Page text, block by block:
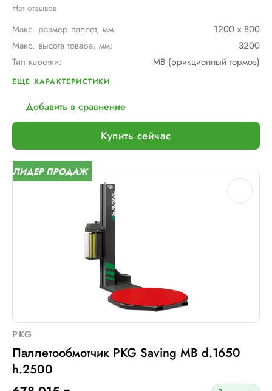
Нет отзывов
Макс. размер паллет, мм:
1200 х 800
Макс. высота товара, мм:
3200
Тип каретки:
MB (фрикционный тормоз)
Скорость обмотки:
Мин. размер паллет, мм:
Тип питания:
220В
Макс. вес рулона с пленкой, кг:
16
Макс. внеш. диаметр рулона с пленкой, мм:
Шир. рулона с пленкой, мм:
500
Макс. грузоподъемность, кг:
2000 (Опция: 3000 )
Электрическое подключение:
Установленная мощность::
ЕЩЕ ХАРАКТЕРИСТИКИ
Добавить в сравнение
Купить сейчас
ЛИДЕР ПРОДАЖ
PKG
Паллетообмотчик PKG Saving MB d.1650
h.2500